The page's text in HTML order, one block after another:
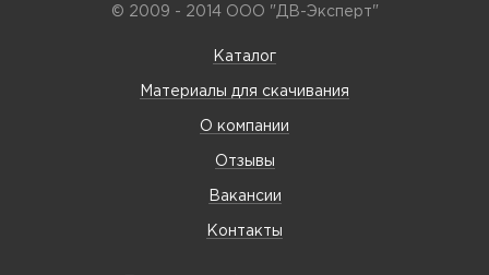
© 2009 - 2014 ООО "ДВ-Эксперт"
Каталог
Материалы для скачивания
О компании
Отзывы
Вакансии
Контакты